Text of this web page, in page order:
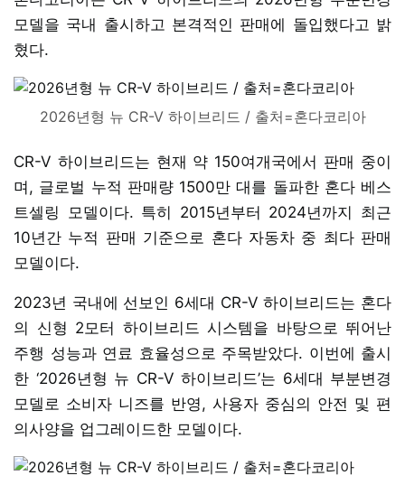
모델을 국내 출시하고 본격적인 판매에 돌입했다고 밝
혔다.
2026년형 뉴 CR-V 하이브리드 / 출처=혼다코리아
CR-V 하이브리드는 현재 약 150여개국에서 판매 중이
며, 글로벌 누적 판매량 1500만 대를 돌파한 혼다 베스
트셀링 모델이다. 특히 2015년부터 2024년까지 최근
10년간 누적 판매 기준으로 혼다 자동차 중 최다 판매
모델이다.
2023년 국내에 선보인 6세대 CR-V 하이브리드는 혼다
의 신형 2모터 하이브리드 시스템을 바탕으로 뛰어난
주행 성능과 연료 효율성으로 주목받았다. 이번에 출시
한 ‘2026년형 뉴 CR-V 하이브리드’는 6세대 부분변경
모델로 소비자 니즈를 반영, 사용자 중심의 안전 및 편
의사양을 업그레이드한 모델이다.